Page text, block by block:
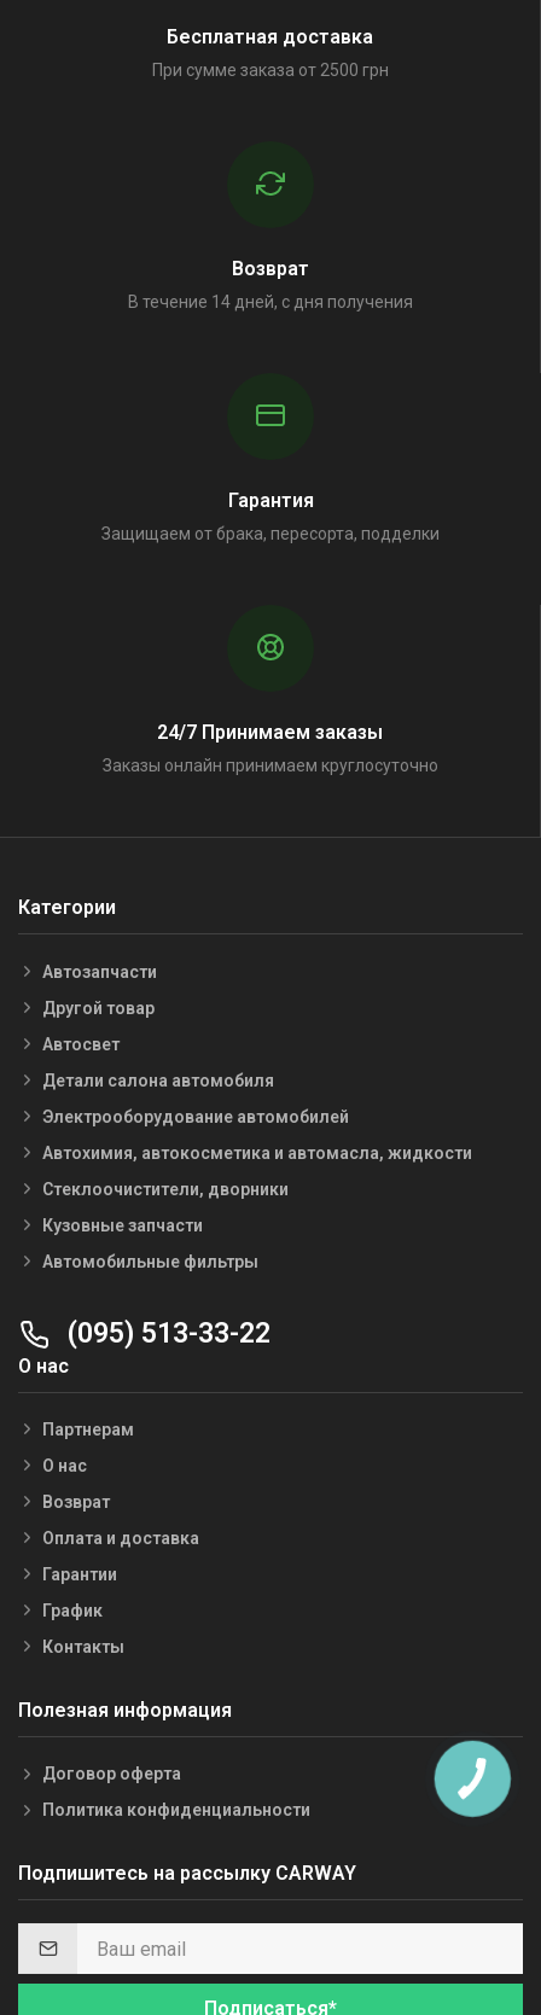
Бесплатная доставка
При сумме заказа от 2500 грн
Возврат
В течение 14 дней, с дня получения
Гарантия
Защищаем от брака, пересорта, подделки
24/7 Принимаем заказы
Заказы онлайн принимаем круглосуточно
Категории
Автозапчасти
Другой товар
Автосвет
Детали салона автомобиля
Электрооборудование автомобилей
Автохимия, автокосметика и автомасла, жидкости
Стеклоочистители, дворники
Кузовные запчасти
Автомобильные фильтры
(095) 513-33-22
О нас
Партнерам
О нас
Возврат
Оплата и доставка
Гарантии
График
Контакты
Полезная информация
Договор оферта
Политика конфиденциальности
Подпишитесь на рассылку CARWAY
Подписаться*